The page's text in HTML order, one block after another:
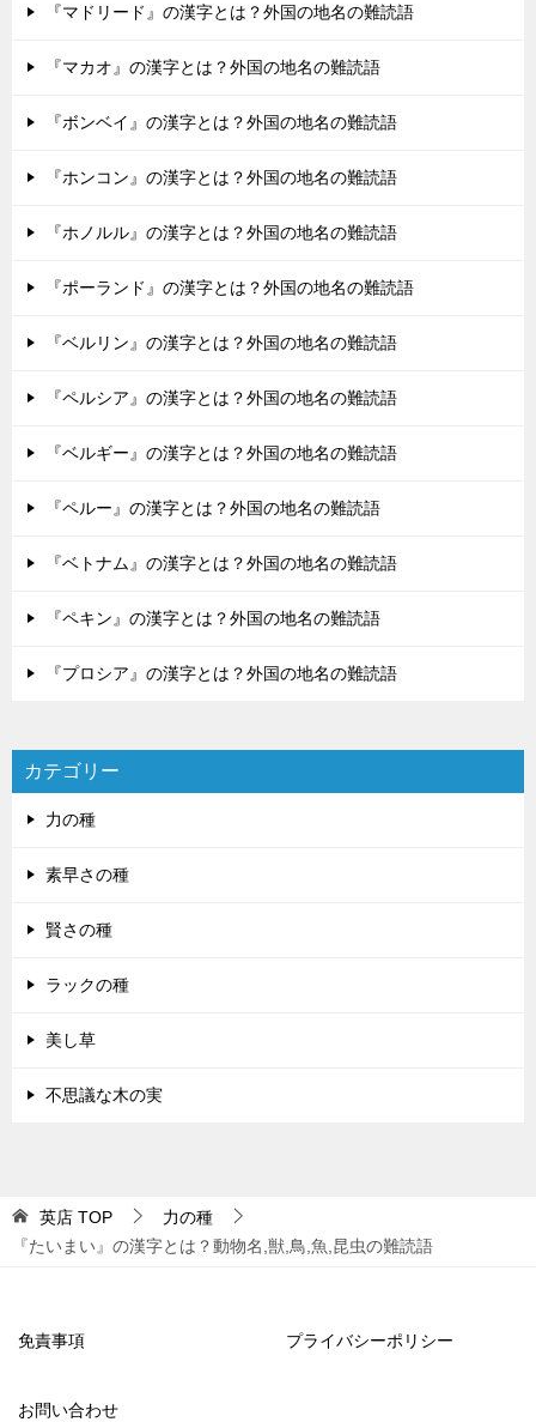
『マドリード』の漢字とは？外国の地名の難読語
『マカオ』の漢字とは？外国の地名の難読語
『ボンベイ』の漢字とは？外国の地名の難読語
『ホンコン』の漢字とは？外国の地名の難読語
『ホノルル』の漢字とは？外国の地名の難読語
『ポーランド』の漢字とは？外国の地名の難読語
『ベルリン』の漢字とは？外国の地名の難読語
『ペルシア』の漢字とは？外国の地名の難読語
『ベルギー』の漢字とは？外国の地名の難読語
『ペルー』の漢字とは？外国の地名の難読語
『ベトナム』の漢字とは？外国の地名の難読語
『ペキン』の漢字とは？外国の地名の難読語
『プロシア』の漢字とは？外国の地名の難読語
カテゴリー
力の種
素早さの種
賢さの種
ラックの種
美し草
不思議な木の実
英店 TOP
力の種
『たいまい』の漢字とは？動物名,獣,鳥,魚,昆虫の難読語
免責事項 プライバシーポリシー
お問い合わせ